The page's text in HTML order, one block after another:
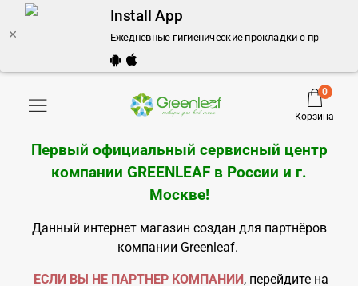
Install App
Ежедневные гигиенические прокладки с
0
Корзина
Первый официальный сервисный центр
компании GREENLEAF в России и г.
Москве!
Данный интернет магазин создан для партнёров
компании Greenleaf.
ЕСЛИ ВЫ НЕ ПАРТНЕР КОМПАНИИ, перейдите на